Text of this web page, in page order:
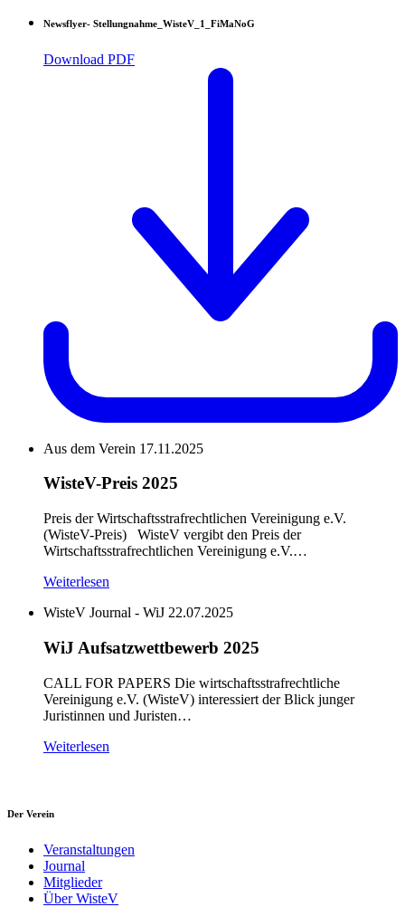
Newsflyer- Stellungnahme_WisteV_1_FiMaNoG
Download PDF
Aus dem Verein 17.11.2025
WisteV-Preis 2025
Preis der Wirtschaftsstrafrechtlichen Vereinigung e.V.
(WisteV-Preis) WisteV vergibt den Preis der
Wirtschaftsstrafrechtlichen Vereinigung e.V.…
Weiterlesen
WisteV Journal - WiJ 22.07.2025
WiJ Aufsatzwettbewerb 2025
CALL FOR PAPERS Die wirtschaftsstrafrechtliche
Vereinigung e.V. (WisteV) interessiert der Blick junger
Juristinnen und Juristen…
Weiterlesen
Der Verein
Veranstaltungen
Journal
Mitglieder
Über WisteV